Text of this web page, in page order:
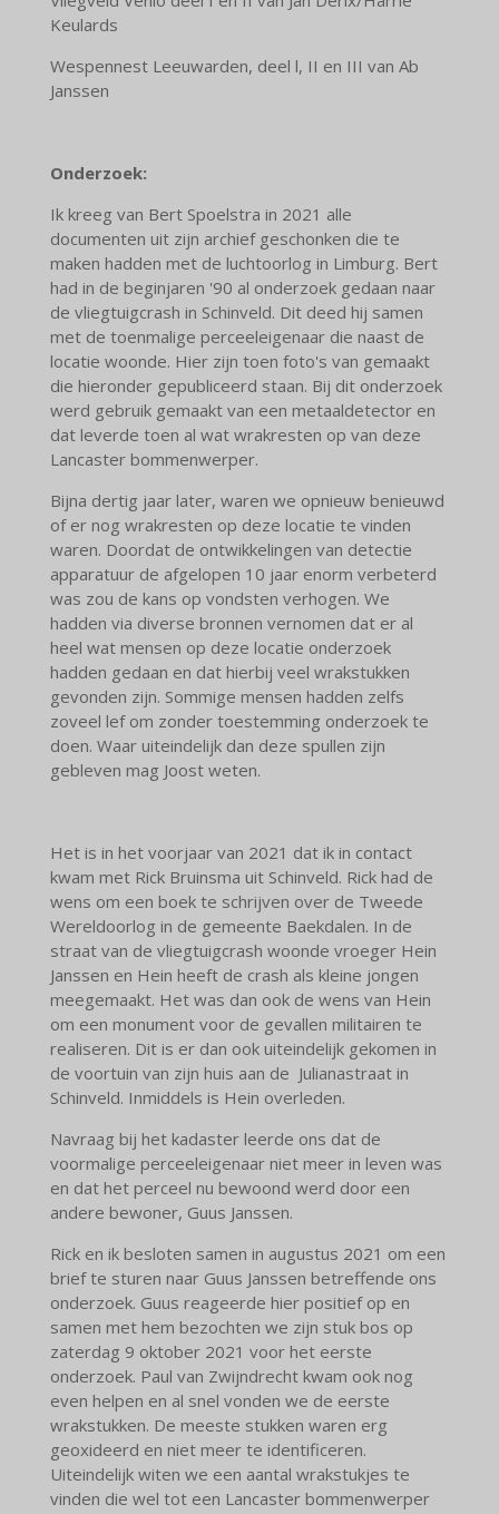
Keulards
Wespennest Leeuwarden, deel l, II en III van Ab
Janssen
Onderzoek:
Ik kreeg van Bert Spoelstra in 2021 alle
documenten uit zijn archief geschonken die te
maken hadden met de luchtoorlog in Limburg. Bert
had in de beginjaren '90 al onderzoek gedaan naar
de vliegtuigcrash in Schinveld. Dit deed hij samen
met de toenmalige perceeleigenaar die naast de
locatie woonde. Hier zijn toen foto's van gemaakt
die hieronder gepubliceerd staan. Bij dit onderzoek
werd gebruik gemaakt van een metaaldetector en
dat leverde toen al wat wrakresten op van deze
Lancaster bommenwerper.
Bijna dertig jaar later, waren we opnieuw benieuwd
of er nog wrakresten op deze locatie te vinden
waren. Doordat de ontwikkelingen van detectie
apparatuur de afgelopen 10 jaar enorm verbeterd
was zou de kans op vondsten verhogen. We
hadden via diverse bronnen vernomen dat er al
heel wat mensen op deze locatie onderzoek
hadden gedaan en dat hierbij veel wrakstukken
gevonden zijn. Sommige mensen hadden zelfs
zoveel lef om zonder toestemming onderzoek te
doen. Waar uiteindelijk dan deze spullen zijn
gebleven mag Joost weten.
Het is in het voorjaar van 2021 dat ik in contact
kwam met Rick Bruinsma uit Schinveld. Rick had de
wens om een boek te schrijven over de Tweede
Wereldoorlog in de gemeente Baekdalen. In de
straat van de vliegtuigcrash woonde vroeger Hein
Janssen en Hein heeft de crash als kleine jongen
meegemaakt. Het was dan ook de wens van Hein
om een monument voor de gevallen militairen te
realiseren. Dit is er dan ook uiteindelijk gekomen in
de voortuin van zijn huis aan de Julianastraat in
Schinveld. Inmiddels is Hein overleden.
Navraag bij het kadaster leerde ons dat de
voormalige perceeleigenaar niet meer in leven was
en dat het perceel nu bewoond werd door een
andere bewoner, Guus Janssen.
Rick en ik besloten samen in augustus 2021 om een
brief te sturen naar Guus Janssen betreffende ons
onderzoek. Guus reageerde hier positief op en
samen met hem bezochten we zijn stuk bos op
zaterdag 9 oktober 2021 voor het eerste
onderzoek. Paul van Zwijndrecht kwam ook nog
even helpen en al snel vonden we de eerste
wrakstukken. De meeste stukken waren erg
geoxideerd en niet meer te identificeren.
Uiteindelijk witen we een aantal wrakstukjes te
vinden die wel tot een Lancaster bommenwerper